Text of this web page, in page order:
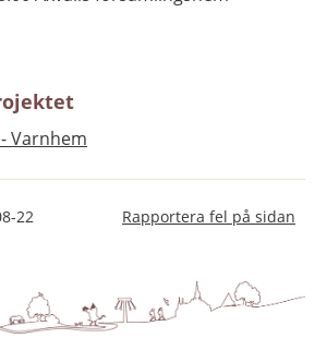
Varnhem
22 Rapportera fel på sidan